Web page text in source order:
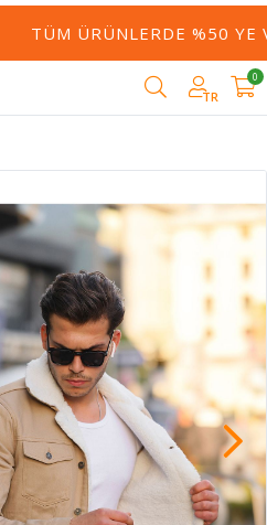
TÜM ÜRÜNLERDE %50 YE
TR
0